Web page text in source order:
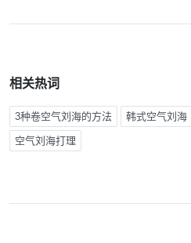
相关热词
3种卷空气刘海的方法 韩式空气刘海
空气刘海打理